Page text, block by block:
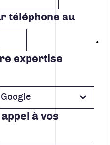
téléphone au
expertise
à vos